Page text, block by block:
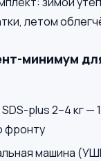
летом
минимум
plus 2–4 кг —
фронту
машина